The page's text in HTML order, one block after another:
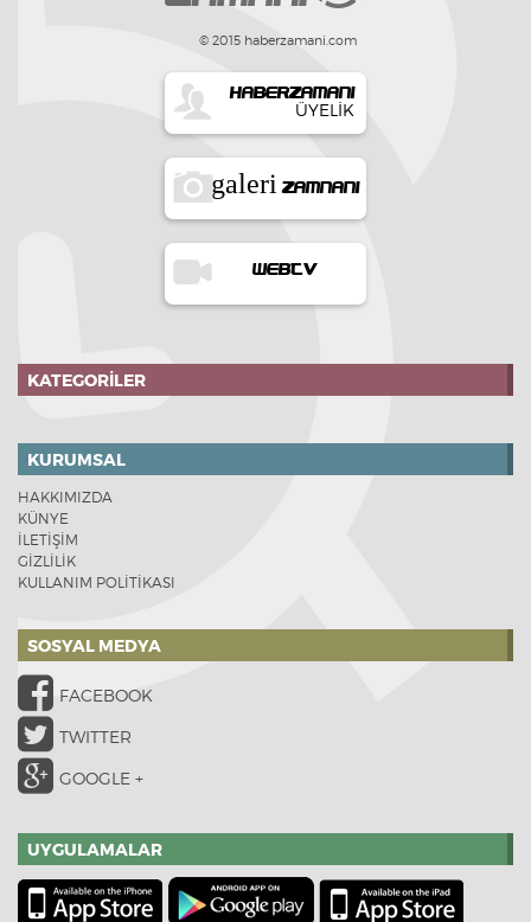
© 2015 haberzamani.com
HABERZAMANI
ÜYELIK
galeri ZAMNANI
WEBTV
KATEGORILER
KURUMSAL
HAKKIMIZDA
KÜNYE
İLETİŞİM
GİZLİLİK
KULLANIM POLİTİKASI
SOSYAL MEDYA
FACEBOOK
TWITTER
GOOGLE +
UYGULAMALAR